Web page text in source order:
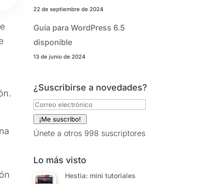
22 de septiembre de 2024
Guía para WordPress 6.5
disponible
13 de junio de 2024
¿Suscribirse a novedades?
Correo
electrónico
¡Me suscribo!
Únete a otros 998 suscriptores
Lo más visto
Hestia: mini tutoriales